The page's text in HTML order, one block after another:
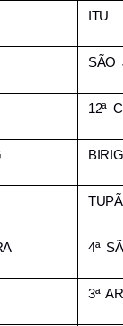
ITU
SÃO
12ª
TUPÃ
4ª
3ª